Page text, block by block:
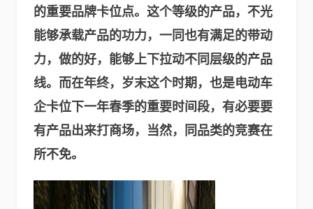
的重要品牌卡位点。这个等级的产品，不光
能够承载产品的功力，一同也有满足的带动
力，做的好，能够上下拉动不同层级的产品
线。而在年终，岁末这个时期，也是电动车
企卡位下一年春季的重要时间段，有必要要
有产品出来打商场，当然，同品类的竞赛在
所不免。